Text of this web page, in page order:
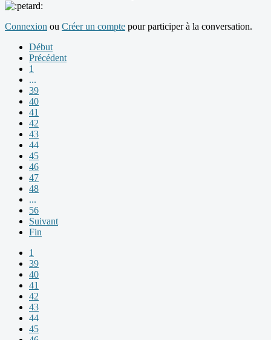
Connexion ou Créer un compte pour participer à la conversation.
Début
Précédent
1
...
39
40
41
42
43
44
45
46
47
48
...
56
Suivant
Fin
1
39
40
41
42
43
44
45